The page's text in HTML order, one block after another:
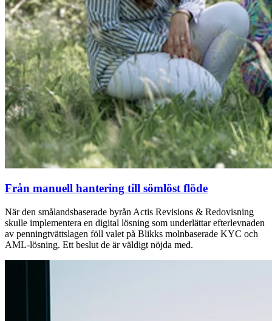
Från manuell hantering till sömlöst flöde
När den smålandsbaserade byrån Actis Revisions & Redovisning
skulle implementera en digital lösning som underlättar efterlevnaden
av penningtvättslagen föll valet på Blikks molnbaserade KYC och
AML-lösning. Ett beslut de är väldigt nöjda med.